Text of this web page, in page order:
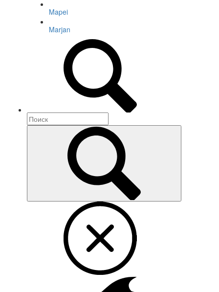
Mapei
Marjan